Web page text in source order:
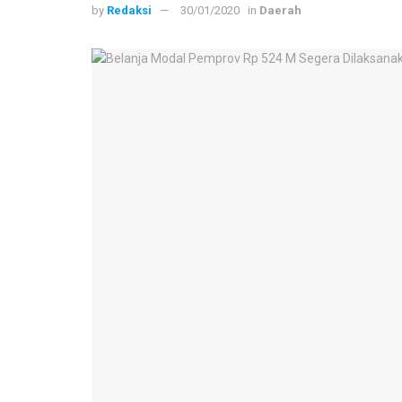
by Redaksi 30/01/2020 in Daerah